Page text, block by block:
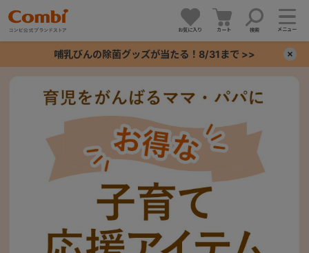
お気に入り カート 検索 メニュー
哺乳びんの除菌グッズが当たる！8/31まで >>